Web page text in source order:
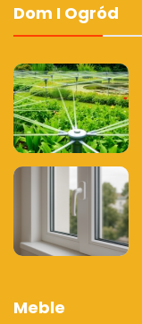
Dom I Ogród
Meble